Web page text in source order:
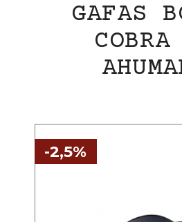
GAFAS
COBRA
-2,5%